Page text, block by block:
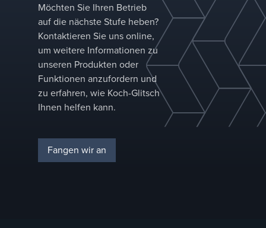
Möchten Sie Ihren Betrieb
auf die nächste Stufe heben?
Kontaktieren Sie uns online,
um weitere Informationen zu
unseren Produkten oder
Funktionen anzufordern und
zu erfahren, wie Koch-Glitsch
Ihnen helfen kann.
Fangen wir an